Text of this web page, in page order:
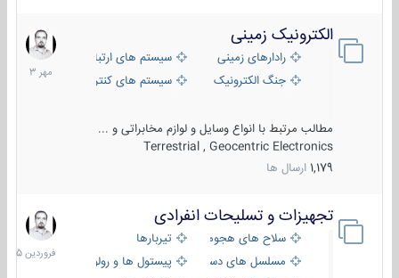
الکترونیک زمینی
رادارهای زمینی
سیستم های ارتباطی و جمع آوری
جنگ الکترونیک
سیستم های کنترل آتش و تجهیزات
مطالب مرتبط با انواع وسایل و لوازم مخابراتی و ...
Terrestrial , Geocentric Electronics
1,179 ارسال ها
1
مهر
1403
تجهیزات و تسلیحات انفرادی
سلاح های هجومی
تیربارها
مسلسل های دستی
پیستول ها و رولورها
17
فروردین
1405